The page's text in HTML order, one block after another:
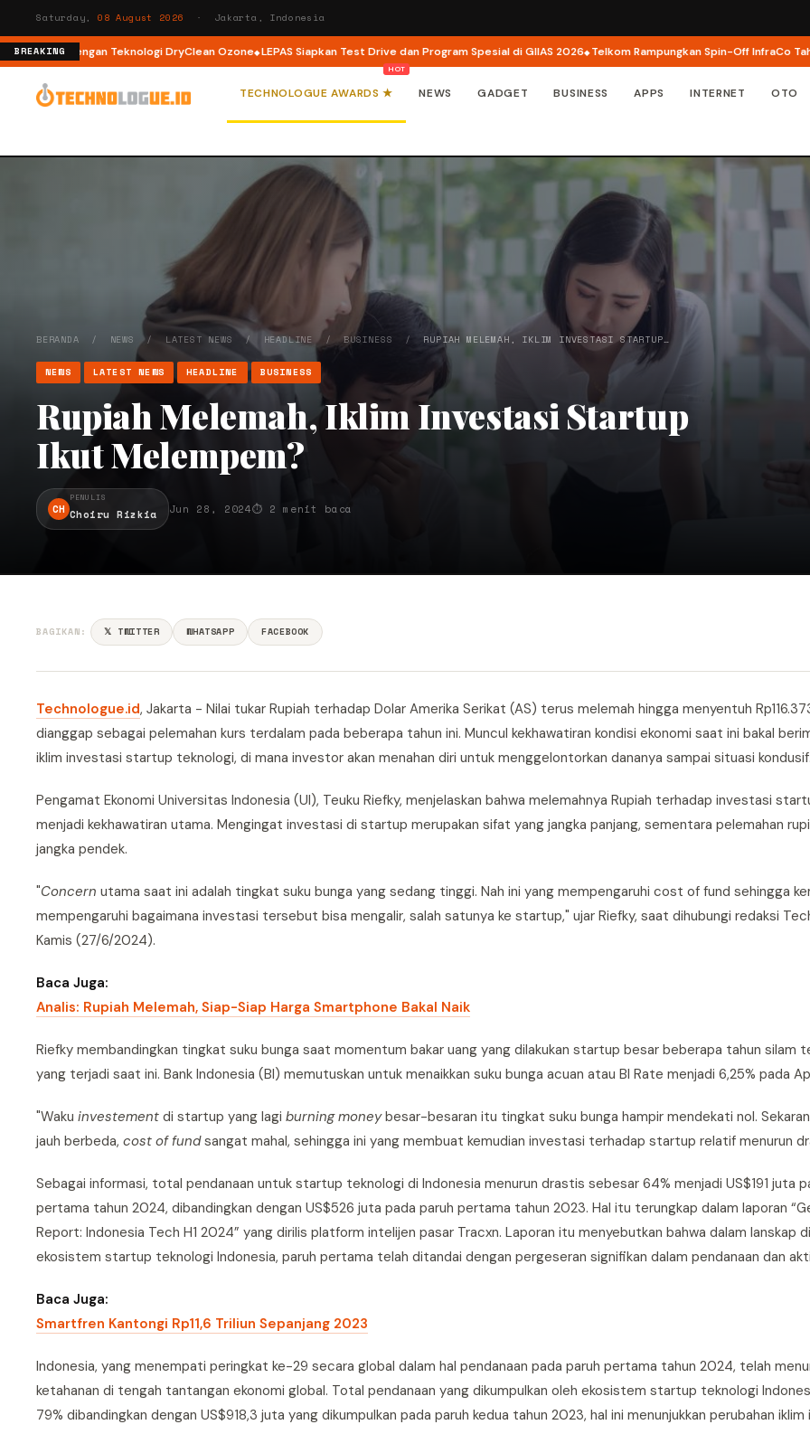
Saturday, 08 August 2026 · Jakarta, Indonesia
BREAKING
dengan Teknologi DryClean Ozone LEPAS Siapkan Test Drive dan Program Spesial di GIIAS 2026 Telkom Rampungkan Spin-Off InfraCo Tahap
TECHNOLOGUE AWARDS ★ NEWS GADGET BUSINESS APPS INTERNET OTO
BERANDA / NEWS / LATEST NEWS / HEADLINE /BUSINESS / RUPIAH MELEMAH, IKLIM INVESTASI STARTUP…
NEWS LATEST NEWS HEADLINE BUSINESS
Rupiah Melemah, Iklim Investasi Startup
Ikut Melempem?
CH
PENULIS
Choiru Rizkia Jun 28, 2024⏱ 2 menit baca
BAGIKAN: 𝕏 TWITTER WHATSAPP FACEBOOK
Technologue.id, Jakarta - Nilai tukar Rupiah terhadap Dolar Amerika Serikat (AS) terus melemah hingga menyentuh
dianggap sebagai pelemahan kurs terdalam pada beberapa tahun ini. Muncul kekhawatiran kondisi ekonomi saat ini bakal
iklim investasi startup teknologi, di mana investor akan menahan diri untuk menggelontorkan dananya sampai situasi kondusif.
Pengamat Ekonomi Universitas Indonesia (UI), Teuku Riefky, menjelaskan bahwa melemahnya Rupiah terhadap investasi
menjadi kekhawatiran utama. Mengingat investasi di startup merupakan sifat yang jangka panjang, sementara pelemahan
jangka pendek.
"Concern utama saat ini adalah tingkat suku bunga yang sedang tinggi. Nah ini yang mempengaruhi cost of fund sehingga
mempengaruhi bagaimana investasi tersebut bisa mengalir, salah satunya ke startup," ujar Riefky, saat dihubungi redaksi
Kamis (27/6/2024).
Baca Juga:
Analis: Rupiah Melemah, Siap-Siap Harga Smartphone Bakal Naik
Riefky membandingkan tingkat suku bunga saat momentum bakar uang yang dilakukan startup besar beberapa tahun silam
yang terjadi saat ini. Bank Indonesia (BI) memutuskan untuk menaikkan suku bunga acuan atau BI Rate menjadi 6,25% pada
"Waku investement di startup yang lagi burning moneybesar-besaran itu tingkat suku bunga hampir mendekati nol.
jauh berbeda, cost of fundsangat mahal, sehingga ini yang membuat kemudian investasi terhadap startup relatif menurun
Sebagai informasi, total pendanaan untuk startup teknologi di Indonesia menurun drastis sebesar 64% menjadi US$191 juta
pertama tahun 2024, dibandingkan dengan US$526 juta pada paruh pertama tahun 2023. Hal itu terungkap dalam laporan
Report: Indonesia Tech H1 2024” yang dirilis platform intelijen pasar Tracxn. Laporan itu menyebutkan bahwa dalam lanskap
ekosistem startup teknologi Indonesia, paruh pertama telah ditandai dengan pergeseran signifikan dalam pendanaan dan
Baca Juga:
Smartfren Kantongi Rp11,6 Triliun Sepanjang 2023
Indonesia, yang menempati peringkat ke-29 secara global dalam hal pendanaan pada paruh pertama tahun 2024, telah
ketahanan di tengah tantangan ekonomi global. Total pendanaan yang dikumpulkan oleh ekosistem startup teknologi
79% dibandingkan dengan US$918,3 juta yang dikumpulkan pada paruh kedua tahun 2023, hal ini menunjukkan perubahan